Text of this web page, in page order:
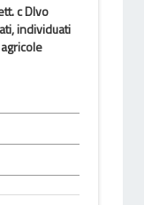
c Dlvo
individuati